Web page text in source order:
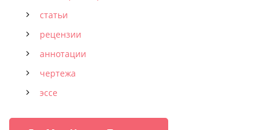
статьи
рецензии
аннотации
чертежа
эссе